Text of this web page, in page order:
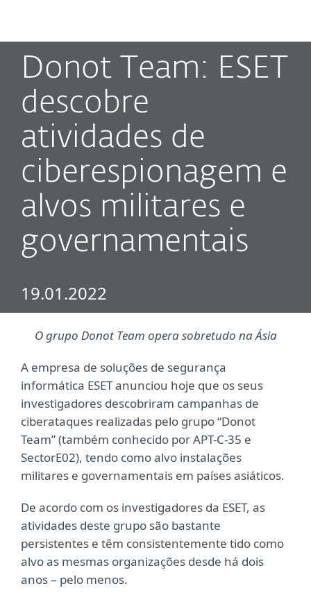
Donot Team: ESET
descobre
atividades de
ciberespionagem e
alvos militares e
governamentais
19.01.2022
O grupo Donot Team opera sobretudo na Ásia
A empresa de soluções de segurança
informática ESET anunciou hoje que os seus
investigadores descobriram campanhas de
ciberataques realizadas pelo grupo “Donot
Team” (também conhecido por APT-C-35 e
SectorE02), tendo como alvo instalações
militares e governamentais em países asiáticos.
De acordo com os investigadores da ESET, as
atividades deste grupo são bastante
persistentes e têm consistentemente tido como
alvo as mesmas organizações desde há dois
anos – pelo menos.